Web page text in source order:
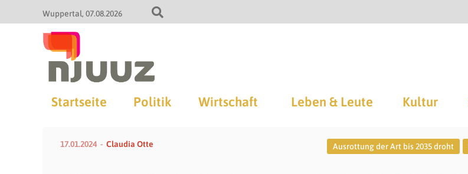
Wuppertal 07.08.2026
Startseite Politik Wirtschaft Leben & Leute Kultur
17.01.2024 Claudia Otte Ausrottung der Art bis 2035 droht